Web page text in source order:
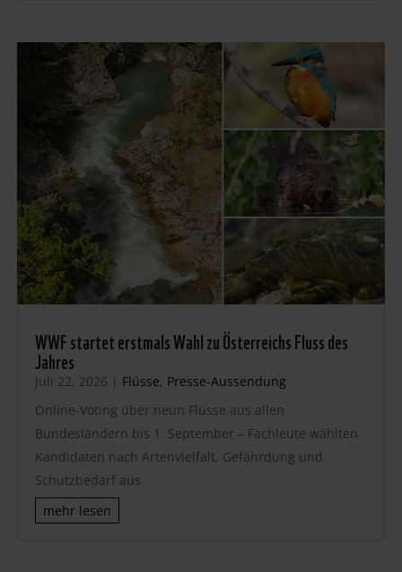
WWF startet erstmals Wahl zu Österreichs Fluss des
Jahres
Juli 22, 2026 | Flüsse, Presse-Aussendung
Online-Voting über neun Flüsse aus allen
Bundesländern bis 1. September – Fachleute wählten
Kandidaten nach Artenvielfalt, Gefährdung und
Schutzbedarf aus
mehr lesen